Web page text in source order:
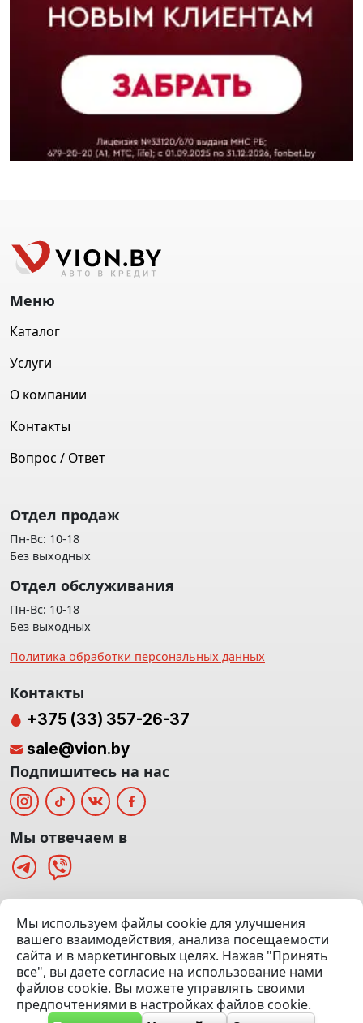
(Офис: 5 этаж | Осмотр авто: 5 этаж)
Посмотреть на карте
© 2020 — 2026 VION.BY — Продажа, выкуп и обмен | УНП
192961100 |Эвакуатор Минск
Меню
Каталог
Услуги
О компании
Контакты
Вопрос / Ответ
Отдел продаж
Пн-Вс: 10-18
Без выходных
Отдел обслуживания
Пн-Вс: 10-18
Без выходных
Политика обработки персональных данных
Мы используем файлы cookie для улучшения
вашего взаимодействия, анализа посещаемости
сайта и в маркетинговых целях. Нажав "Принять
все", вы даете согласие на использование нами
файлов cookie. Вы можете управлять своими
предпочтениями в настройках файлов cookie.
Контакты
+375 (33) 357-26-37
sale@vion.by
Подпишитесь на нас
Мы отвечаем в